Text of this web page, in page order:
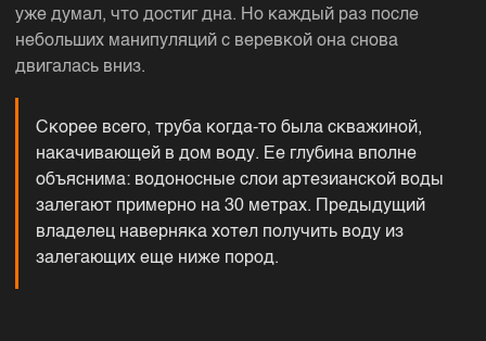
уже думал, что достиг дна. Но каждый раз после
небольших манипуляций с веревкой она снова
двигалась вниз.
Скорее всего, труба когда-то была скважиной,
накачивающей в дом воду. Ее глубина вполне
объяснима: водоносные слои артезианской воды
залегают примерно на 30 метрах. Предыдущий
владелец наверняка хотел получить воду из
залегающих еще ниже пород.